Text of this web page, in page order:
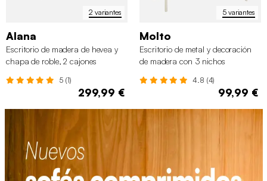
2 variantes
Alana
Escritorio de madera de hevea y
chapa de roble, 2 cajones
5 (1)
299,99 €
5 variantes
Molto
Escritorio de metal y decoración
de madera con 3 nichos
4.8 (4)
99,99 €